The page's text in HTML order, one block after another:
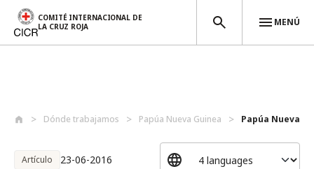
COMITÉ INTERNACIONAL DE
LA CRUZ ROJA
MENÚ
Dónde trabajamos Papúa Nueva Guinea Papúa Nueva
Artículo 23-06-2016